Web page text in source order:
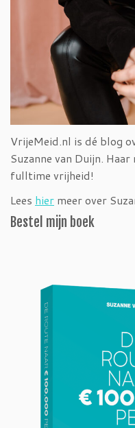
VrijeMeid.nl is dé blog
Suzanne van Duijn.
fulltime vrijheid!
Lees hier meer over
Bestel mijn boek